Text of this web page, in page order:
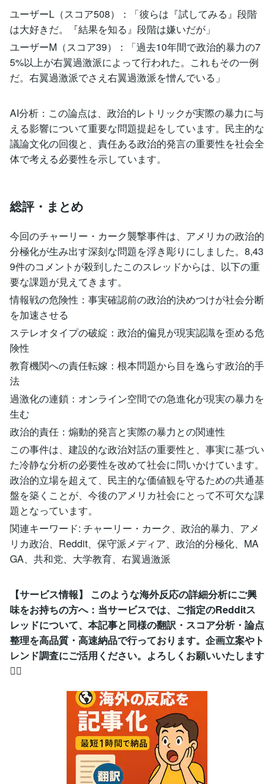
ユーザーL（スコア508）：「彼らは『試してみる』段階
は大好きだ。『結果を知る』段階は嫌いだが」
ユーザーM（スコア39）：「過去10年間で政治的暴力の7
5%以上が右翼過激派によって行われた。これもその一例
だ。右翼過激派でさえ右翼過激派を憎んでいる」
AI分析：この論点は、政治的レトリックが実際の暴力に与
える影響について重要な問題提起をしています。民主的な
議論文化の回復と、責任ある政治的発言の重要性を社会全
体で考える必要性を示しています。
総評・まとめ
今回のチャーリー・カーク襲撃事件は、アメリカの政治的
分極化が生み出す深刻な問題を浮き彫りにしました。8,43
9件のコメントが殺到したこのスレッドからは、以下の重
要な課題が見えてきます。
情報戦の危険性：事実確認前の政治的決めつけが社会分断
を加速させる
ステレオタイプの破綻：政治的偏見が現実認識を歪める危
険性
教育機関への責任転嫁：根本問題から目を逸らす政治的手
法
過激化の連鎖：オンライン空間での急進化が現実の暴力を
生む
政治的責任：煽動的発言と実際の暴力との関連性
この事件は、建設的な政治対話の重要性と、事実に基づい
た冷静な分析の必要性を改めて社会に問いかけています。
政治的立場を超えて、民主的な価値観を守るための共通基
盤を築くことが、今後のアメリカ社会にとって不可欠な課
題となっています。
関連キーワード: チャーリー・カーク、政治的暴力、アメ
リカ政治、Reddit、保守派メディア、政治的分極化、MA
GA、共和党、大学教育、右翼過激派
【サービス情報】 このような海外反応の詳細分析にご興
味をお持ちの方へ：当サービスでは、ご指定のRedditス
レッドについて、本記事と同様の翻訳・スコア分析・論点
整理を高品質・高速納品で行っております。企画立案やト
レンド調査にご活用ください。よろしくお願いいたします
🙇‍♂️